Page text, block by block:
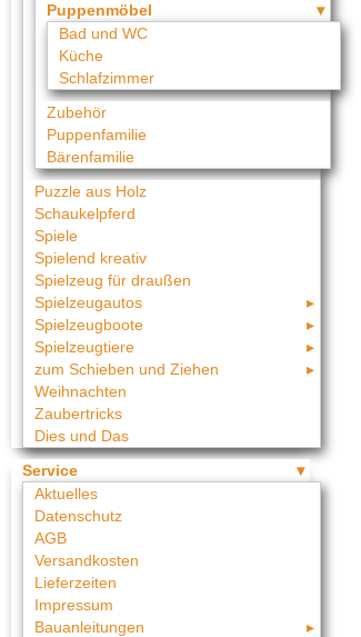
Puppenmöbel
Bad und WC
Küche
Schlafzimmer
Zubehör
Puppenfamilie
Bärenfamilie
Puzzle aus Holz
Schaukelpferd
Spiele
Spielend kreativ
Spielzeug für draußen
Spielzeugautos
Spielzeugboote
Spielzeugtiere
zum Schieben und Ziehen
Weihnachten
Zaubertricks
Dies und Das
Service
Aktuelles
Datenschutz
AGB
Versandkosten
Lieferzeiten
Impressum
Bauanleitungen